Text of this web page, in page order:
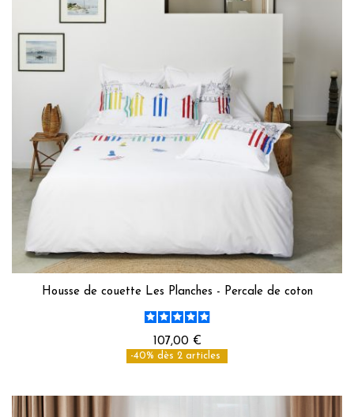
Housse de couette Les Planches - Percale de coton
107,00 €
-40% dès 2 articles